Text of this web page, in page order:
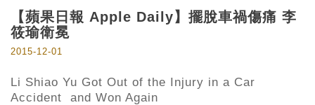
【蘋果日報 Apple Daily】擺脫車禍傷痛 李
筱瑜衛冕
2015-12-01
Li Shiao Yu Got Out of the Injury in a Car
Accident and Won Again